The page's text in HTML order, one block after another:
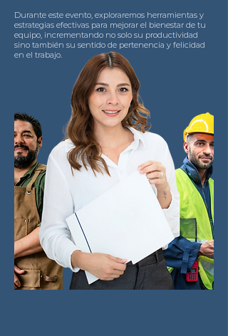
Durante este evento, exploraremos herramientas y
estrategias efectivas para mejorar el bienestar de tu
equipo, incrementando no solo su productividad
sino también su sentido de pertenencia y felicidad
en el trabajo.